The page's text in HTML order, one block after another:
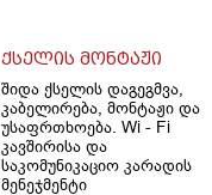
ქსელის მონტაჟი
შიდა ქსელის დაგეგმვა,
კაბელირება, მონტაჟი და
უსაფრთხოება. Wi - Fi
კავშირისა და
საკომუნიკაციო კარადის
მენეჯმენტი